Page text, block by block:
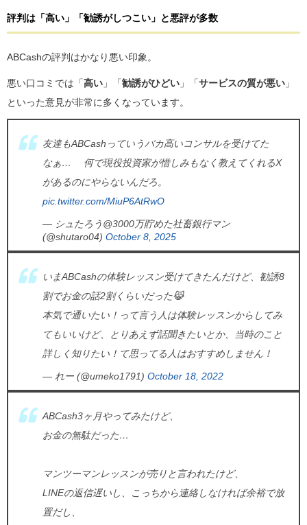
評判は「高い」「勧誘がしつこい」と悪評が多数
ABCashの評判はかなり悪い印象。
悪い口コミでは「高い 」「勧誘がひどい 」「サービスの質が悪い 」
といった意見が非常に多くなっています。
友達もABCashっていうバカ高いコンサルを受けてた
なぁ… 何で現役投資家が惜しみもなく教えてくれるX
があるのにやらないんだろ。
pic.twitter.com/MiuP6AtRwO
— シュたろう@3000万貯めた社畜銀行マン
(@shutaro04) October 8, 2025
いまABCashの体験レッスン受けてきたんだけど、勧誘8
割でお金の話2割くらいだった😹
本気で通いたい！って言う人は体験レッスンからしてみ
てもいいけど、とりあえず話聞きたいとか、当時のこと
詳しく知りたい！て思ってる人はおすすめしません！
— れー (@umeko1791) October 18, 2022
ABCash3ヶ月やってみたけど、
お金の無駄だった…
マンツーマンレッスンが売りと言われたけど、
LINEの返信遅いし、こっちから連絡しなければ余裕で放
置だし、